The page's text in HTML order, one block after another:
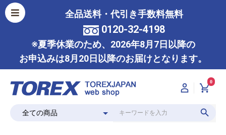
全品送料・代引き手数料無料
0120-32-4198
※夏季休業のため、2026年8月7日以降の
お申込みは8月20日以降のお届けとなります。
0